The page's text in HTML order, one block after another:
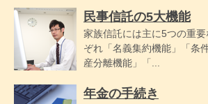
民事信託の5大機能
家族信託には主に5つの重
ぞれ「名義集約機能」「条
産分離機能」「...
年金の手続き